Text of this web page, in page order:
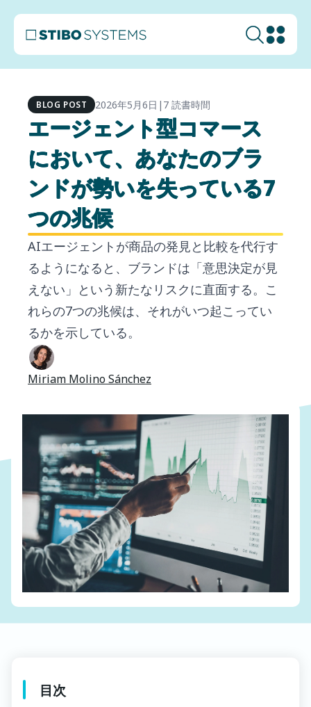
BLOG POST 2026年5月6日 | 7 読書時間
エージェント型コマース
において、あなたのブラ
ンドが勢いを失っている7
つの兆候
AIエージェントが商品の発見と比較を代行す
るようになると、ブランドは「意思決定が見
えない」という新たなリスクに直面する。こ
れらの7つの兆候は、それがいつ起こってい
るかを示している。
Miriam Molino Sánchez
目次